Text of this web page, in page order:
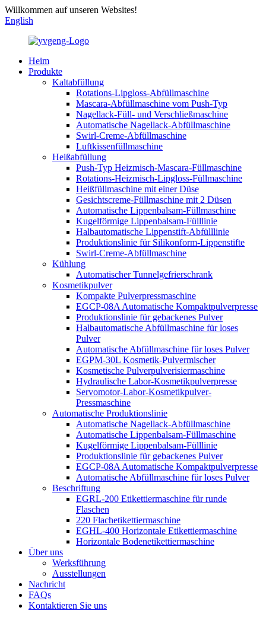
Willkommen auf unseren Websites!
English
Heim
Produkte
Kaltabfüllung
Rotations-Lipgloss-Abfüllmaschine
Mascara-Abfüllmaschine vom Push-Typ
Nagellack-Füll- und Verschließmaschine
Automatische Nagellack-Abfüllmaschine
Swirl-Creme-Abfüllmaschine
Luftkissenfüllmaschine
Heißabfüllung
Push-Typ Heizmisch-Mascara-Füllmaschine
Rotations-Heizmisch-Lipgloss-Füllmaschine
Heißfüllmaschine mit einer Düse
Gesichtscreme-Füllmaschine mit 2 Düsen
Automatische Lippenbalsam-Füllmaschine
Kugelförmige Lippenbalsam-Fülllinie
Halbautomatische Lippenstift-Abfülllinie
Produktionslinie für Silikonform-Lippenstifte
Swirl-Creme-Abfüllmaschine
Kühlung
Automatischer Tunnelgefrierschrank
Kosmetikpulver
Kompakte Pulverpressmaschine
EGCP-08A Automatische Kompaktpulverpresse
Produktionslinie für gebackenes Pulver
Halbautomatische Abfüllmaschine für loses
Pulver
Automatische Abfüllmaschine für loses Pulver
EGPM-30L Kosmetik-Pulvermischer
Kosmetische Pulverpulverisiermaschine
Hydraulische Labor-Kosmetikpulverpresse
Servomotor-Labor-Kosmetikpulver-
Pressmaschine
Automatische Produktionslinie
Automatische Nagellack-Abfüllmaschine
Automatische Lippenbalsam-Füllmaschine
Kugelförmige Lippenbalsam-Fülllinie
Produktionslinie für gebackenes Pulver
EGCP-08A Automatische Kompaktpulverpresse
Automatische Abfüllmaschine für loses Pulver
Beschriftung
EGRL-200 Etikettiermaschine für runde
Flaschen
220 Flachetikettiermaschine
EGHL-400 Horizontale Etikettiermaschine
Horizontale Bodenetikettiermaschine
Über uns
Werksführung
Ausstellungen
Nachricht
FAQs
Kontaktieren Sie uns